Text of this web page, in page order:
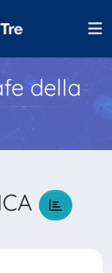
della